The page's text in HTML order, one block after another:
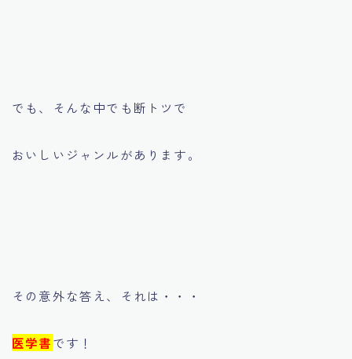
でも、そんな中でも断トツで
おいしいジャンルがあります。
その意外な答え、それは・・・
医学書です！